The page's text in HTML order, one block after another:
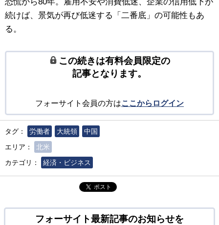
続けば、景気が再び低迷する「二番底」の可能性もあ
る。
この続きは有料会員限定の
記事となります。
フォーサイト会員の方はここからログイン
タグ： 労働者 大統領
中国
エリア：
北米
カテゴリ：
経済・ビジネス
ポスト
フォーサイト最新記事のお知らせを